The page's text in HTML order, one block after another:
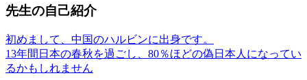
先生の自己紹介
初めまして、中国のハルビンに出身です。
13年間日本の春秋を過ごし、80％ほどの偽日本人になってい
るかもしれません